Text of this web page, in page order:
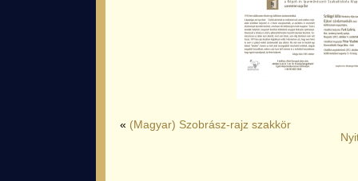
« (Magyar) Szobrász-rajz szakkör